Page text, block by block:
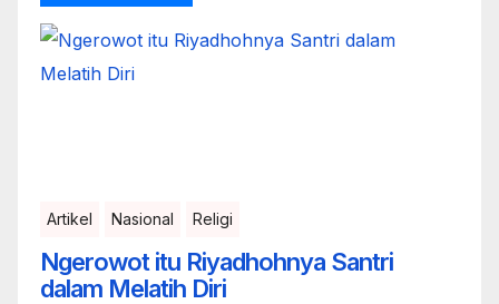
Artikel Nasional Religi
Ngerowot itu Riyadhohnya Santri
dalam Melatih Diri